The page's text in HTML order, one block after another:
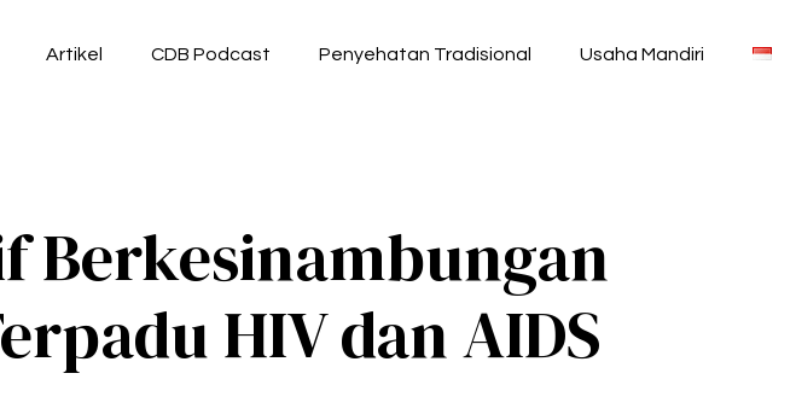
Artikel CDB Podcast Penyehatan Tradisional Usaha Mandiri
Berkesinambungan
HIV dan AIDS